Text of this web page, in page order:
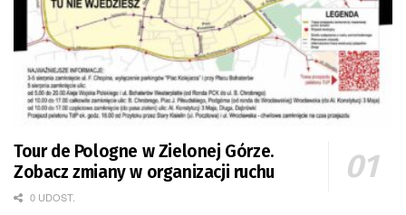
Tour de Pologne w Zielonej Górze.
Zobacz zmiany w organizacji ruchu
0 UDOST.